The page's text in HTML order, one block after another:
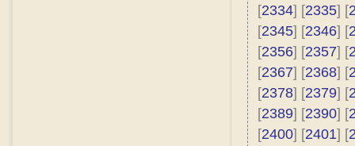
[2334] [2335] [
[2345] [2346] [
[2356] [2357] [
[2367] [2368] [
[2378] [2379] [
[2389] [2390] [
[2400] [2401] [